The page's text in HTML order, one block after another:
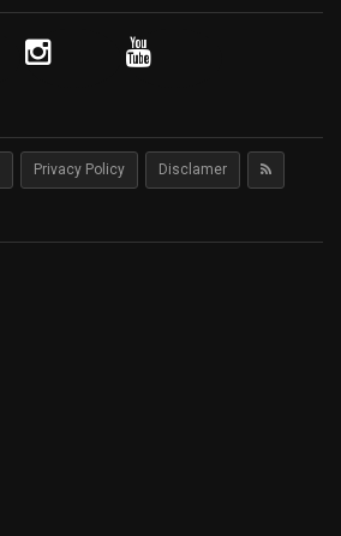
Privacy Policy Disclamer